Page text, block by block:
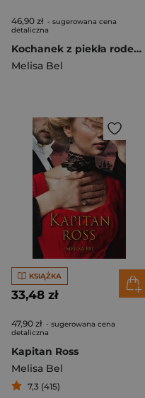
46,90 zł - sugerowana cena
detaliczna
Kochanek z piekła rodem Co to za para Tom 4
Melisa Bel
KSIĄŻKA
33,48 zł
47,90 zł - sugerowana cena
detaliczna
Kapitan Ross
Melisa Bel
7,3 (415)